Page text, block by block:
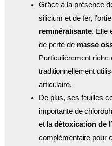
Grâce à la présence
silicium et de fer,
reminéralisante. Elle
de perte de masse
Particulièrement riche
traditionnellement
articulaire.
De plus, ses feuilles
importante de
et la détoxication de
complémentaire pour